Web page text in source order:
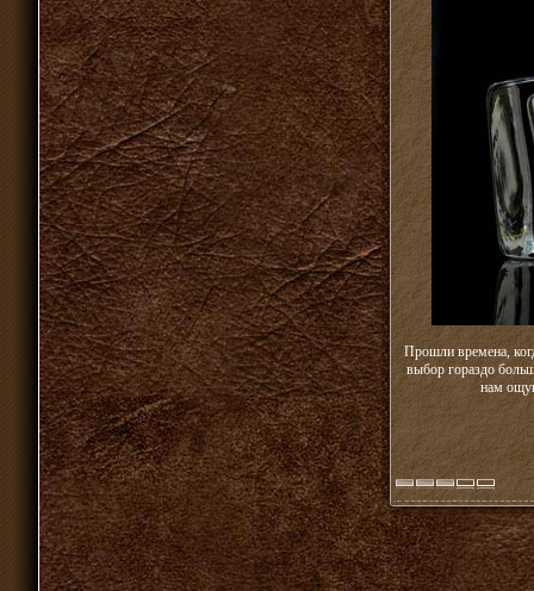
Прошли времена,
выбор гораздо
нам